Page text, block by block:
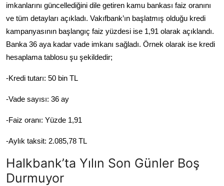
imkanlarını güncellediğini dile getiren kamu bankası faiz oranını
ve tüm detayları açıkladı. Vakıfbank’ın başlatmış olduğu kredi
kampanyasının başlangıç faiz yüzdesi ise 1,91 olarak açıklandı.
Banka 36 aya kadar vade imkanı sağladı. Örnek olarak ise kredi
hesaplama tablosu şu şekildedir;
-Kredi tutarı: 50 bin TL
-Vade sayısı: 36 ay
-Faiz oranı: Yüzde 1,91
-Aylık taksit: 2.085,78 TL
Halkbank’ta Yılın Son Günler Boş
Durmuyor